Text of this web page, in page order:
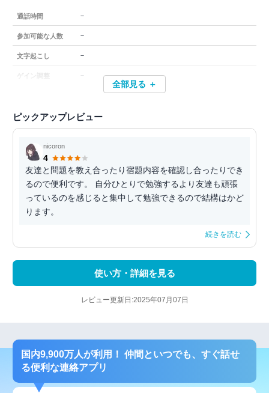
通話時間 －
参加可能な人数 －
文字起こし －
ゲイン調整 －
全部見る ＋
ピックアップレビュー
nicoron
4
友達と問題を教え合ったり宿題内容を確認し合ったりでき
るので便利です。 自分ひとりで勉強するより友達も頑張
っているのを感じると集中して勉強できるので結構はかど
ります。
続きを読む
使い方・詳細を見る
レビュー更新日:2025年07月07日
国内9,900万人が利用！ 仲間といつでも、すぐ話せ
る便利な連絡アプリ